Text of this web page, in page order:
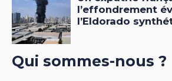
Qui sommes-nous ?